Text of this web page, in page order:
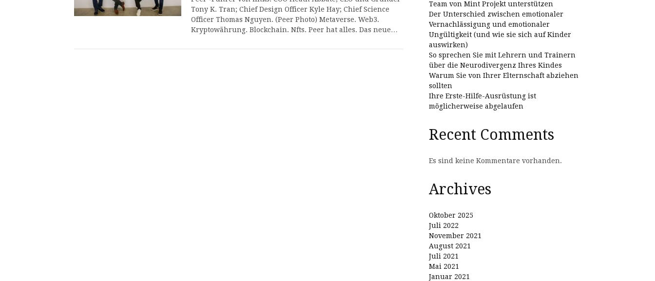
Tony K. Tran; Chief Design Officer Kyle Hay; Chief Science
Officer Thomas Nguyen. (Peer Photo) Metaverse. Web3.
Kryptowährung. Blockchain. Nfts. Peer hat alles. Das neue…
Team von Mint Projekt unterstützen
Der Unterschied zwischen emotionaler
Vernachlässigung und emotionaler
Ungültigkeit (und wie sie sich auf Kinder
auswirken)
So sprechen Sie mit Lehrern und Trainern
über die Neurodivergenz Ihres Kindes
Warum Sie von Ihrer Elternschaft abziehen
sollten
Ihre Erste-Hilfe-Ausrüstung ist
möglicherweise abgelaufen
Recent Comments
Es sind keine Kommentare vorhanden.
Archives
Oktober 2025
Juli 2022
November 2021
August 2021
Juli 2021
Mai 2021
Januar 2021